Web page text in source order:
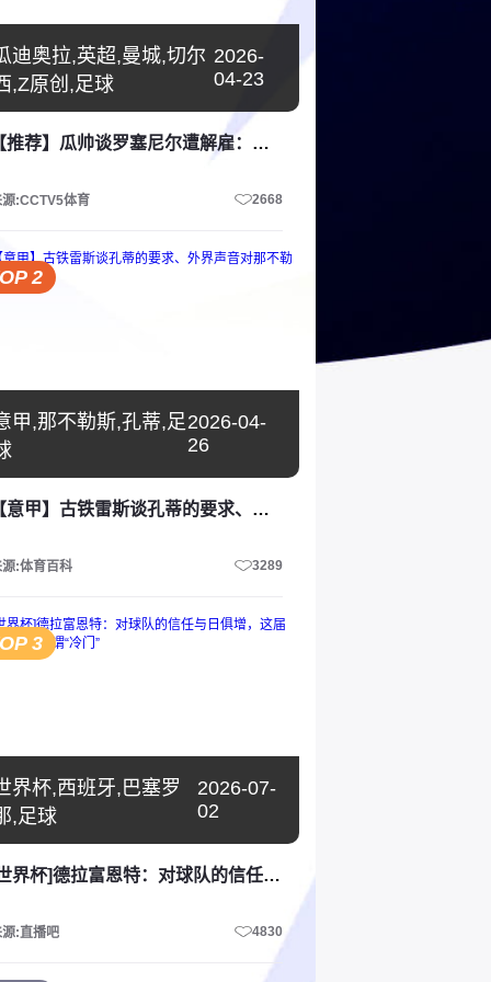
迪奥拉,英超,曼城,切尔
,Z原创,足球
2026-
04-23
【推荐】瓜帅谈罗塞尼尔遭解雇：很遗憾，我也很幸运十年前做了正确的决定
源:CCTV5体育 2668
2
甲,那不勒斯,孔蒂,足 2026-04-
26
【意甲】古铁雷斯谈孔蒂的要求、外界声音对那不勒斯的影响！
源:体育百科 3289
3
界杯,西班牙,巴塞罗
,足球
2026-07-
02
[世界杯]德拉富恩特：对球队的信任与日俱增，这届世界杯没有所谓“冷门”
源:直播吧 4830